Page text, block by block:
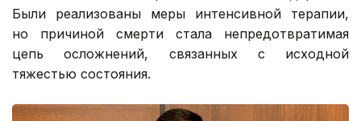
Были реализованы меры интенсивной терапии,
но причиной смерти стала непредотвратимая
цепь осложнений, связанных с исходной
тяжестью состояния.